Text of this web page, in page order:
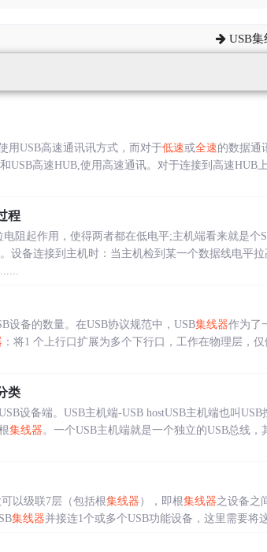
USB
用USB高速通讯讯方式，而对于低速或全速的数据通
USB高速HUB,使用高速通讯。对于连接到高速HUB
程
阻起作用，使得两者都在低电平;主机端看来就是个
设备连接到主机时：当主机检到某一个数据线电平
设备的数量。在USB协议规范中，USB集线器作为了
：将1 个上行口扩展为多个下行口，工作在物理层，
类
设备端。USB主机端-USB hostUSB主机端也叫
集线器。一个USB主机端就是一个独立的USB总线，
以级联7层（包括根集线器 ），即根集线器之设备之
集线器并接连1个或多个USB功能设备，这里需要将